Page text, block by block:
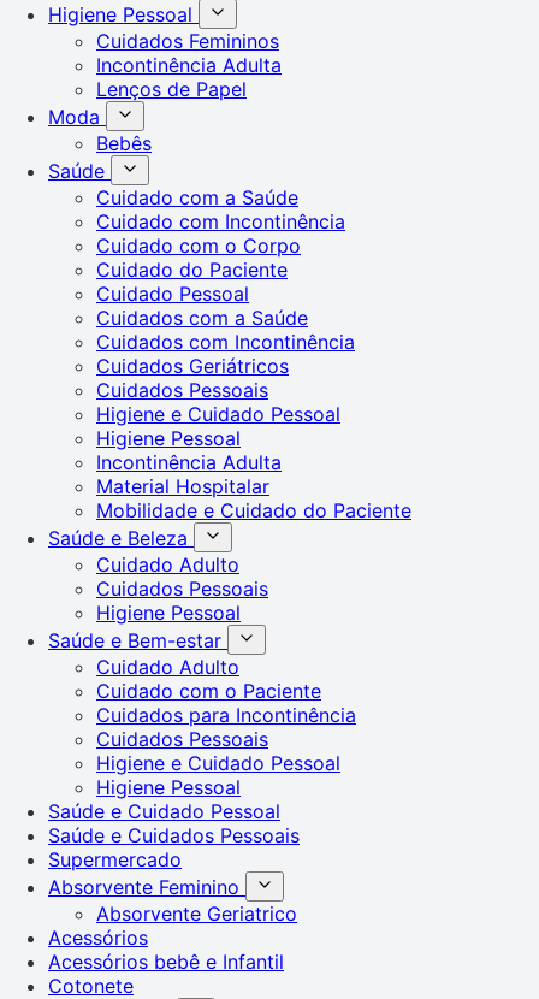
Higiene Pessoal
Cuidados Femininos
Incontinência Adulta
Lenços de Papel
Moda
Bebês
Saúde
Cuidado com a Saúde
Cuidado com Incontinência
Cuidado com o Corpo
Cuidado do Paciente
Cuidado Pessoal
Cuidados com a Saúde
Cuidados com Incontinência
Cuidados Geriátricos
Cuidados Pessoais
Higiene e Cuidado Pessoal
Higiene Pessoal
Incontinência Adulta
Material Hospitalar
Mobilidade e Cuidado do Paciente
Saúde e Beleza
Cuidado Adulto
Cuidados Pessoais
Higiene Pessoal
Saúde e Bem-estar
Cuidado Adulto
Cuidado com o Paciente
Cuidados para Incontinência
Cuidados Pessoais
Higiene e Cuidado Pessoal
Higiene Pessoal
Saúde e Cuidado Pessoal
Saúde e Cuidados Pessoais
Supermercado
Absorvente Feminino
Absorvente Geriatrico
Acessórios
Acessórios bebê e Infantil
Cotonete